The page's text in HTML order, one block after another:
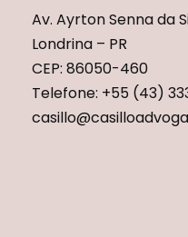
Av. Ayrton Senna da
Londrina – PR
CEP: 86050-460
Telefone: +55 (43)